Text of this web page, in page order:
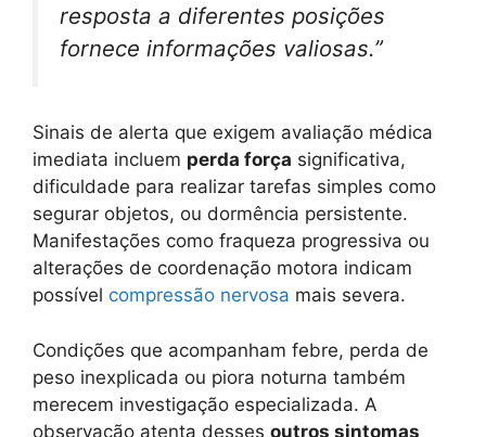
resposta a diferentes posições
fornece informações valiosas.”
Sinais de alerta que exigem avaliação médica
imediata incluem perda força significativa,
dificuldade para realizar tarefas simples como
segurar objetos, ou dormência persistente.
Manifestações como fraqueza progressiva ou
alterações de coordenação motora indicam
possível compressão nervosa mais severa.
Condições que acompanham febre, perda de
peso inexplicada ou piora noturna também
merecem investigação especializada. A
observação atenta desses outros sintomas